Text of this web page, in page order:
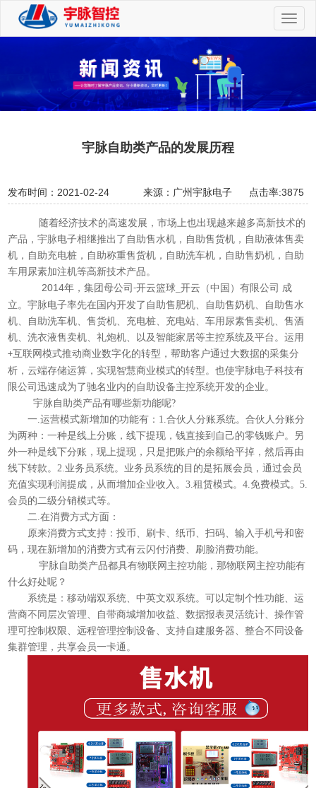
切
换
宇脉自助类产品的发展历程
发布时间：2021-02-24 来源：广州宇脉电子 点击率:3875
随着经济技术的高速发展，市场上也出现越来越多高新技术的
产品，宇脉电子相继推出了自助售水机，自助售货机，自助液体售卖
机，自助充电桩，自助称重售货机，自助洗车机，自助售奶机，自助
车用尿素加注机等高新技术产品。
2014年，集团母公司-开云篮球_开云（中国）有限公司 成
立。宇脉电子率先在国内开发了自助售肥机、自助售奶机、自助售水
机、自助洗车机、售货机、充电桩、充电站、车用尿素售卖机、售酒
机、洗衣液售卖机、礼炮机、以及智能家居等主控系统及平台。运用
+互联网模式推动商业数字化的转型，帮助客户通过大数据的采集分
析，云端存储运算，实现智慧商业模式的转型。也使宇脉电子科技有
限公司迅速成为了驰名业内的自助设备主控系统开发的企业。
宇脉自助类产品有哪些新功能呢?
一.运营模式新增加的功能有：1.合伙人分账系统。合伙人分账分
为两种：一种是线上分账，线下提现，钱直接到自己的零钱账户。另
外一种是线下分账，现上提现，只是把账户的余额给平掉，然后再由
线下转款。2.业务员系统。业务员系统的目的是拓展会员，通过会员
充值实现利润提成，从而增加企业收入。3.租赁模式。4.免费模式。5.
会员的二级分销模式等。
二.在消费方式方面：
原来消费方式支持：投币、刷卡、纸币、扫码、输入手机号和密
码，现在新增加的消费方式有云闪付消费、刷脸消费功能。
宇脉自助类产品都具有物联网主控功能，那物联网主控功能有
什么好处呢？
系统是：移动端双系统、中英文双系统。可以定制个性功能、运
营商不同层次管理、自带商城增加收益、数据报表灵活统计、操作管
理可控制权限、远程管理控制设备、支持自建服务器、整合不同设备
集群管理，共享会员一卡通。